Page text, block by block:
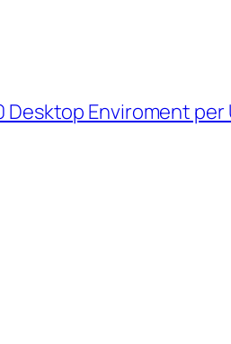
Desktop Enviroment